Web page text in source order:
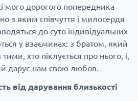
мого дорогого попередника
з яким співчуття і милосердя
до суто індивідуальних
у взаєминах: з братом, який
хто піклується про нього, і,
дарує нам свою любов.
від дарування близькості